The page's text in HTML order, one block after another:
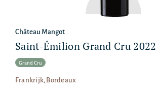
Château Mangot
Saint-Émilion Grand Cru 2022
Grand Cru
Frankrijk, Bordeaux